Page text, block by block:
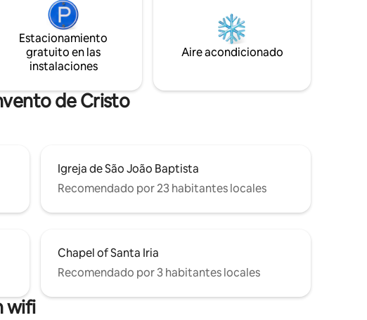
de 25 m2.
de esquí
la presa de
especiales
tiene aire acondicionado, 2 recámaras,
ambas con baño privado, y una cocina
equipada. Perfecto para parejas que
viajan juntas, peregrinos o grupos
Estacionamiento
gratuito en las
instalaciones
Aire acondicionado
de Cristo
Igreja de São João Baptista
Recomendado por 23 habitantes locales
Chapel of Santa Iria
Recomendado por 3 habitantes locales
wifi